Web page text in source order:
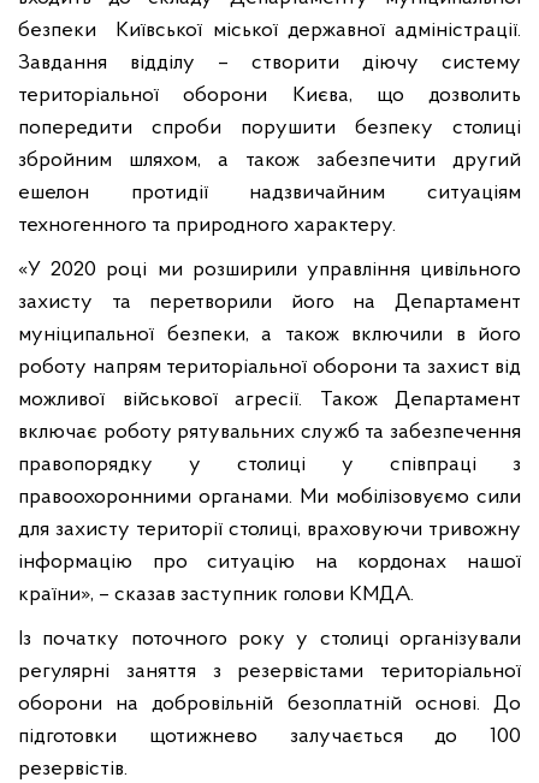
безпеки Київської міської державної адміністрації.
Завдання відділу – створити діючу систему
територіальної оборони Києва, що дозволить
попередити спроби порушити безпеку столиці
збройним шляхом, а також забезпечити другий
ешелон протидії надзвичайним ситуаціям
техногенного та природного характеру.
«У 2020 році ми розширили управління цивільного
захисту та перетворили його на Департамент
муніципальної безпеки, а також включили в його
роботу напрям територіальної оборони та захист від
можливої військової агресії. Також Департамент
включає роботу рятувальних служб та забезпечення
правопорядку у столиці у співпраці з
правоохоронними органами. Ми мобілізовуємо сили
для захисту території столиці, враховуючи тривожну
інформацію про ситуацію на кордонах нашої
країни», – сказав заступник голови КМДА.
Із початку поточного року у столиці організували
регулярні заняття з резервістами територіальної
оборони на добровільній безоплатній основі. До
підготовки щотижнево залучається до 100
резервістів.